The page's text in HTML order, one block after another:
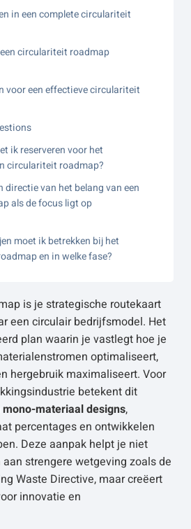
in een complete circulariteit
circulariteit roadmap
voor een effectieve circulariteit
ik reserveren voor het
circulariteit roadmap?
directie van het belang van een
als de focus ligt op
moet ik betrekken bij het
en in welke fase?
is je strategische routekaart
een circulair bedrijfsmodel. Het
plan waarin je vastlegt hoe je
optimaliseert,
hergebruik maximaliseert. Voor
betekent dit
mono-materiaal designs,
percentages en ontwikkelen
Deze aanpak helpt je niet
strengere wetgeving zoals de
Waste Directive, maar creëert
innovatie en